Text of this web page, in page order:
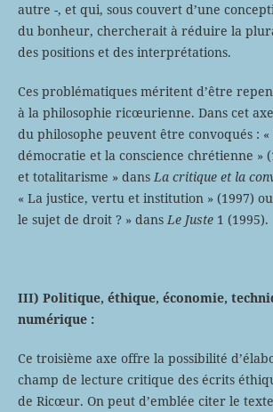
autre -, et qui, sous couvert d’une
du bonheur, chercherait à réduire la
des positions et des interprétations.
Ces problématiques méritent d’être
à la philosophie ricœurienne. Dans cet
du philosophe peuvent être convoqués :
démocratie et la conscience chrétienne »
et totalitarisme » dans La critique et la
« La justice, vertu et institution » (1997)
le sujet de droit ? » dans Le Juste 1 (1995).
III) Politique, éthique, économie,
numérique :
Ce troisième axe offre la possibilité
champ de lecture critique des écrits
de Ricœur. On peut d’emblée citer le